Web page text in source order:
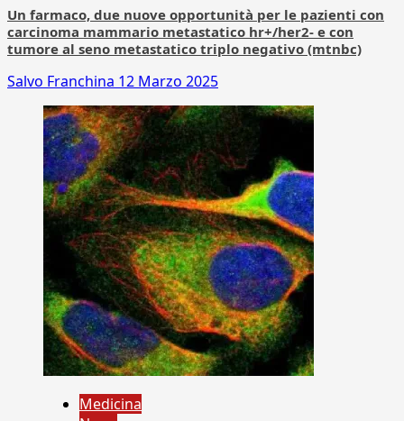
Un farmaco, due nuove opportunità per le pazienti con
carcinoma mammario metastatico hr+/her2- e con
tumore al seno metastatico triplo negativo (mtnbc)
Salvo Franchina 12 Marzo 2025
Medicina